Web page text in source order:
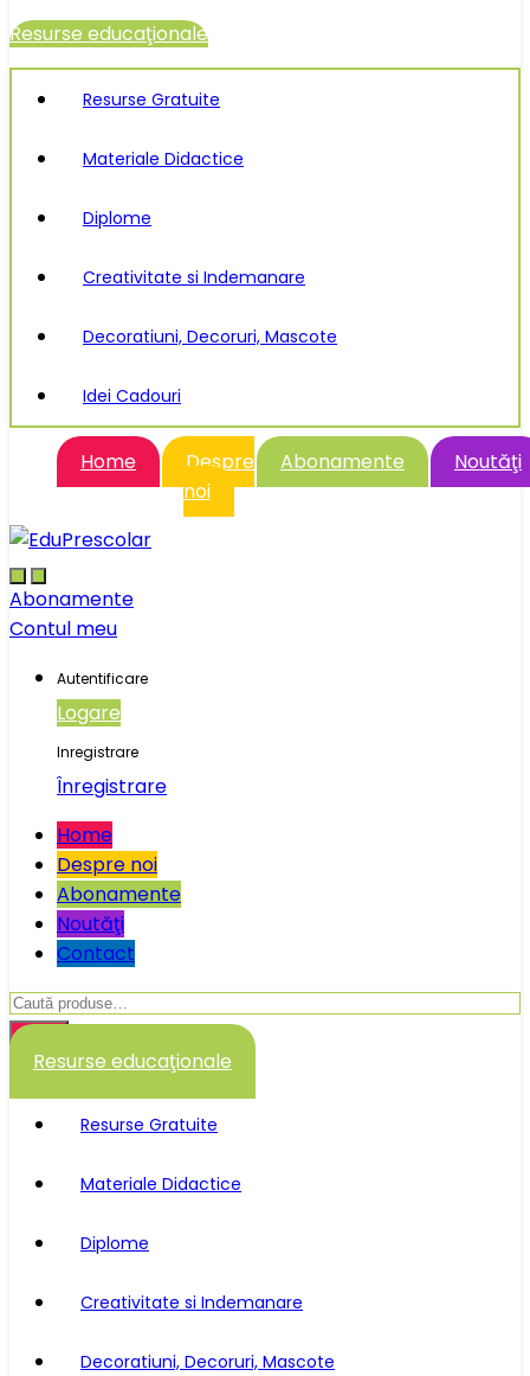
Resurse educaţionale
Resurse Gratuite
Materiale Didactice
Diplome
Creativitate si Indemanare
Decoratiuni, Decoruri, Mascote
Idei Cadouri
Home
Despre
noi
Abonamente Noutăţi
Abonamente
Contul meu
Autentificare
Logare
Inregistrare
Înregistrare
Home
Despre noi
Abonamente
Noutăţi
Contact
Caută
după:
Caută
Resurse educaţionale
Resurse Gratuite
Materiale Didactice
Diplome
Creativitate si Indemanare
Decoratiuni, Decoruri, Mascote